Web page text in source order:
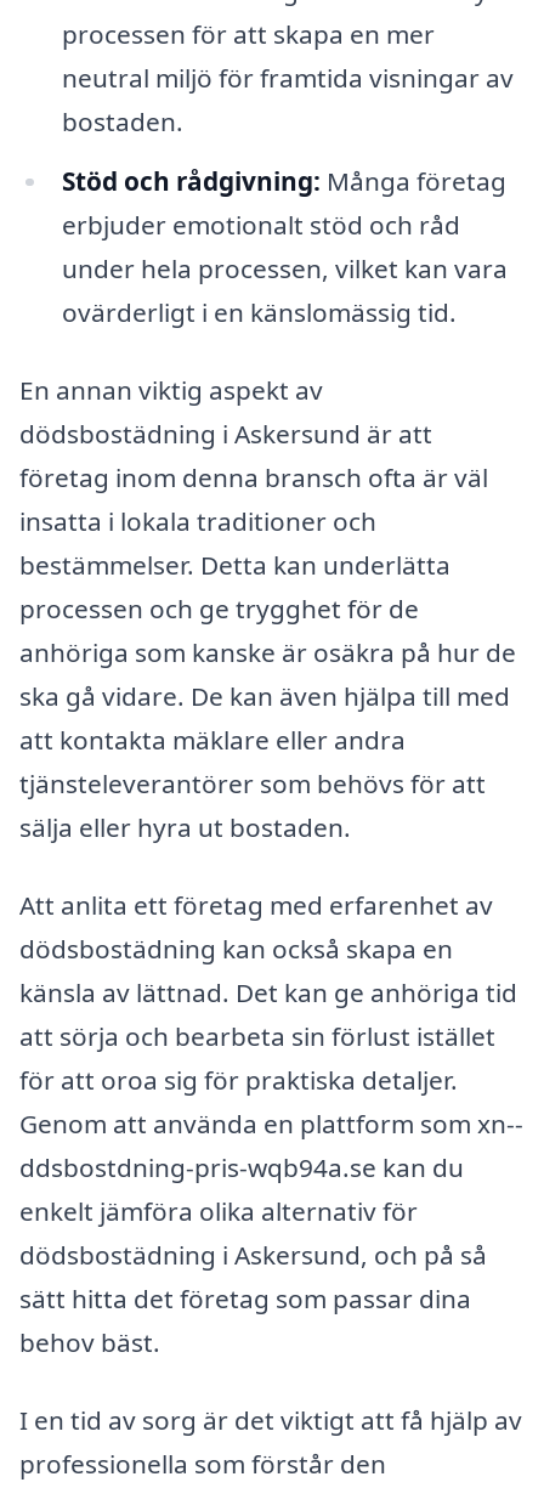
processen för att skapa en mer
neutral miljö för framtida visningar av
bostaden.
Stöd och rådgivning: Många företag
erbjuder emotionalt stöd och råd
under hela processen, vilket kan vara
ovärderligt i en känslomässig tid.
En annan viktig aspekt av
dödsbostädning i Askersund är att
företag inom denna bransch ofta är väl
insatta i lokala traditioner och
bestämmelser. Detta kan underlätta
processen och ge trygghet för de
anhöriga som kanske är osäkra på hur de
ska gå vidare. De kan även hjälpa till med
att kontakta mäklare eller andra
tjänsteleverantörer som behövs för att
sälja eller hyra ut bostaden.
Att anlita ett företag med erfarenhet av
dödsbostädning kan också skapa en
känsla av lättnad. Det kan ge anhöriga tid
att sörja och bearbeta sin förlust istället
för att oroa sig för praktiska detaljer.
Genom att använda en plattform som xn--
ddsbostdning-pris-wqb94a.se kan du
enkelt jämföra olika alternativ för
dödsbostädning i Askersund, och på så
sätt hitta det företag som passar dina
behov bäst.
I en tid av sorg är det viktigt att få hjälp av
professionella som förstår den